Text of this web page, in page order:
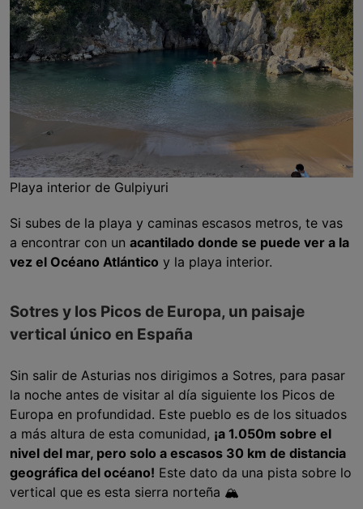
Playa interior de Gulpiyuri
Si subes de la playa y caminas escasos metros, te vas
a encontrar con un acantilado donde se puede ver a la
vez el Océano Atlántico y la playa interior.
Sotres y los Picos de Europa, un paisaje
vertical único en España
Sin salir de Asturias nos dirigimos a Sotres, para pasar
la noche antes de visitar al día siguiente los Picos de
Europa en profundidad. Este pueblo es de los situados
a más altura de esta comunidad, ¡a 1.050m sobre el
nivel del mar, pero solo a escasos 30 km de distancia
geográfica del océano! Este dato da una pista sobre lo
vertical que es esta sierra norteña 🏔